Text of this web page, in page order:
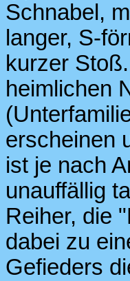
Schnabel,
langer, S-
kurzer
heimlichen
erscheinen
ist je nach
unauffällig
Reiher, die
dabei zu
Gefieders